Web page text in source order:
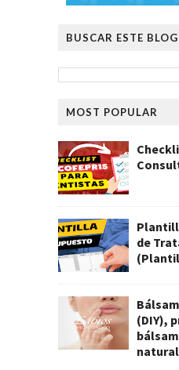
BUSCAR ESTE BLOG
MOST POPULAR
de
(DIY),